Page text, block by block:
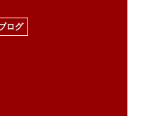
ログ